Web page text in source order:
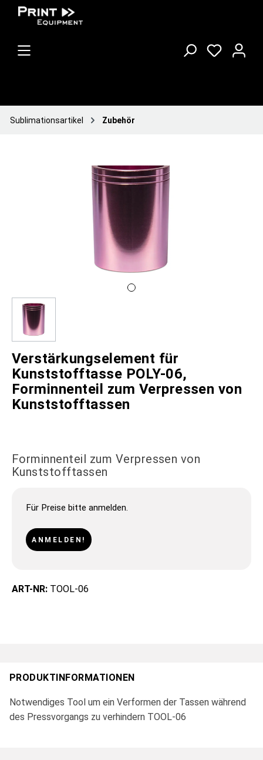
Sublimationsartikel Zubehör
Verstärkungselement für
Kunststofftasse POLY-06,
Forminnenteil zum Verpressen von
Kunststofftassen
Forminnenteil zum Verpressen von
Kunststofftassen
Für Preise bitte anmelden.
ANMELDEN!
ART-NR: TOOL-06
PRODUKTINFORMATIONEN
Notwendiges Tool um ein Verformen der Tassen während
des Pressvorgangs zu verhindern TOOL-06